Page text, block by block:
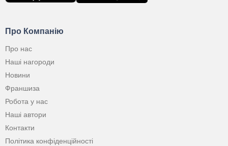
Про Компанію
Про нас
Наші нагороди
Новини
Франшиза
Робота у нас
Наші автори
Контакти
Політика конфіденційності